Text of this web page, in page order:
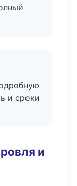
и сроки
и